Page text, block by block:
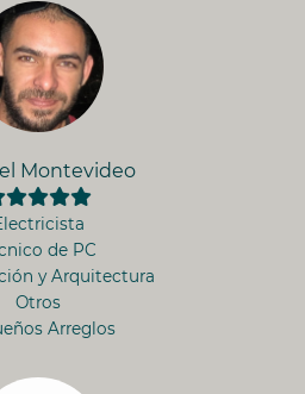
Montevideo
de PC
y Arquitectura
Otros
Arreglos